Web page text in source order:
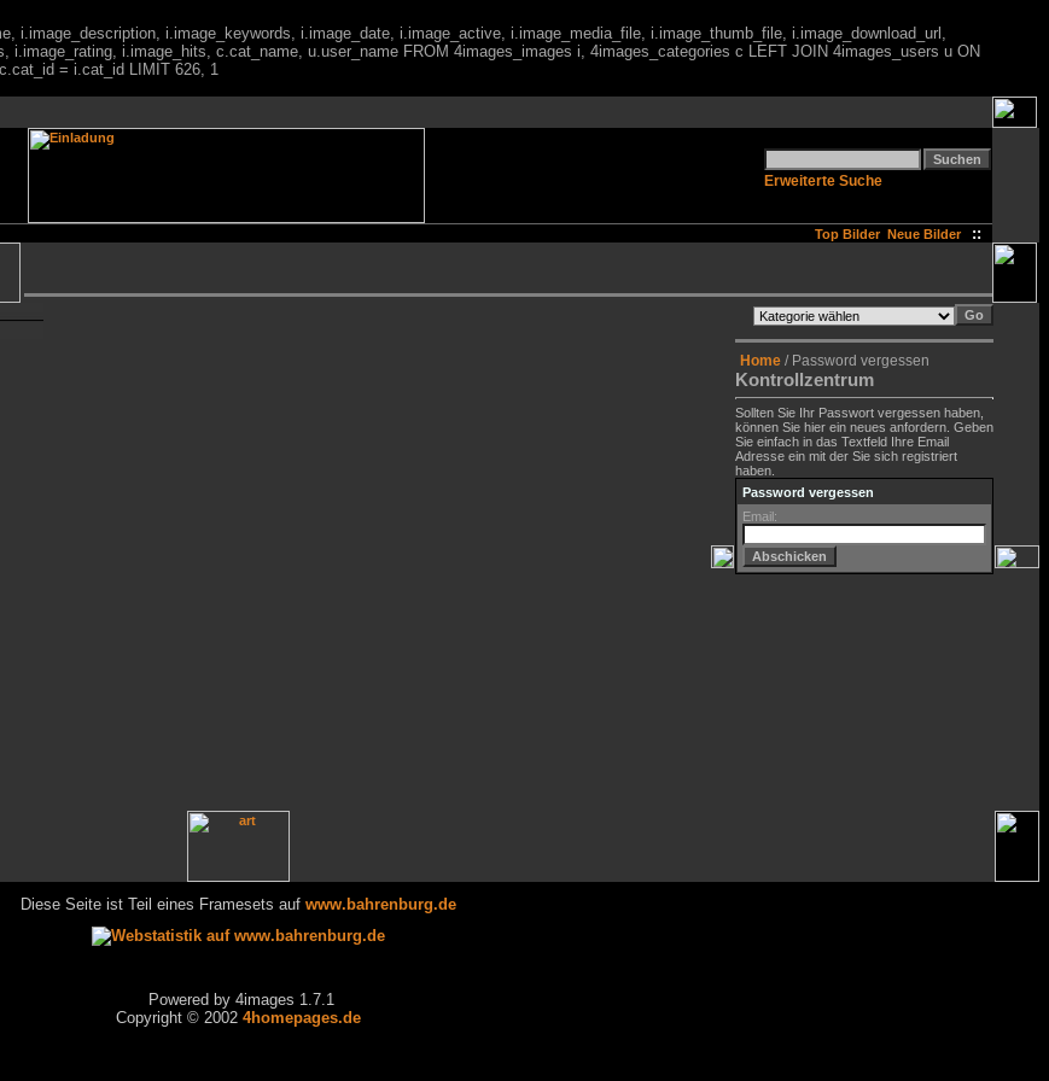
i.image_description, i.image_keywords, i.image_date, i.image_active, i.image_media_file, i.image_thumb_file, i.image_download_url,
i.image_hits, c.cat_name, u.user_name FROM 4images_images i, 4images_categories c LEFT JOIN 4images_users u ON
= i.cat_id LIMIT 626, 1
Erweiterte Suche
Top Bilder Neue Bilder ::
Home / Password vergessen
Kontrollzentrum
Sollten Sie Ihr Passwort vergessen haben,
können Sie hier ein neues anfordern. Geben
Sie einfach in das Textfeld Ihre Email
Adresse ein mit der Sie sich registriert
haben.
Password vergessen
Email:
Diese Seite ist Teil eines Framesets auf www.bahrenburg.de
Powered by 4images 1.7.1
Copyright © 2002 4homepages.de